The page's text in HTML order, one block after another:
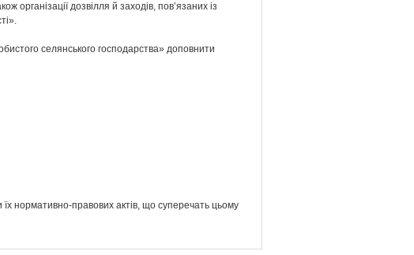
дозвілля й заходів, пов’язаних із
селянського господарства» доповнити
нормативно-правових актів, що суперечать цьому